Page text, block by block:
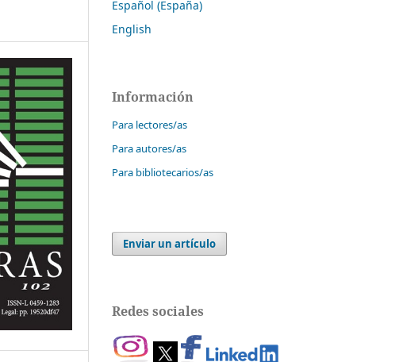
Español (España)
English
Información
Para lectores/as
Para autores/as
Para bibliotecarios/as
Enviar un artículo
Redes sociales